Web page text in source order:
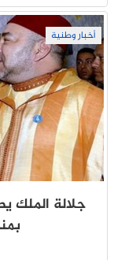
أخبار وطنية